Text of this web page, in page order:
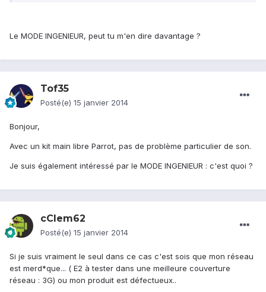
Le MODE INGENIEUR, peut tu m'en dire davantage ?
Tof35
Posté(e) 15 janvier 2014
Bonjour,
Avec un kit main libre Parrot, pas de problème particulier de son.
Je suis également intéressé par le MODE INGENIEUR : c'est quoi ?
cClem62
Posté(e) 15 janvier 2014
Si je suis vraiment le seul dans ce cas c'est sois que mon réseau
est merd*que... ( E2 à tester dans une meilleure couverture
réseau : 3G) ou mon produit est défectueux..